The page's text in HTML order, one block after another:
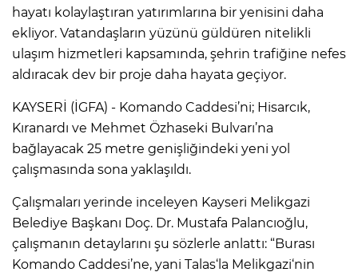
hayatı kolaylaştıran yatırımlarına bir yenisini daha
ekliyor. Vatandaşların yüzünü güldüren nitelikli
ulaşım hizmetleri kapsamında, şehrin trafiğine nefes
aldıracak dev bir proje daha hayata geçiyor.
KAYSERİ (İGFA) - Komando Caddesi’ni; Hisarcık,
Kıranardı ve Mehmet Özhaseki Bulvarı’na
bağlayacak 25 metre genişliğindeki yeni yol
çalışmasında sona yaklaşıldı.
Çalışmaları yerinde inceleyen Kayseri Melikgazi
Belediye Başkanı Doç. Dr. Mustafa Palancıoğlu,
çalışmanın detaylarını şu sözlerle anlattı: “Burası
Komando Caddesi’ne, yani Talas‘la Melikgazi‘nin